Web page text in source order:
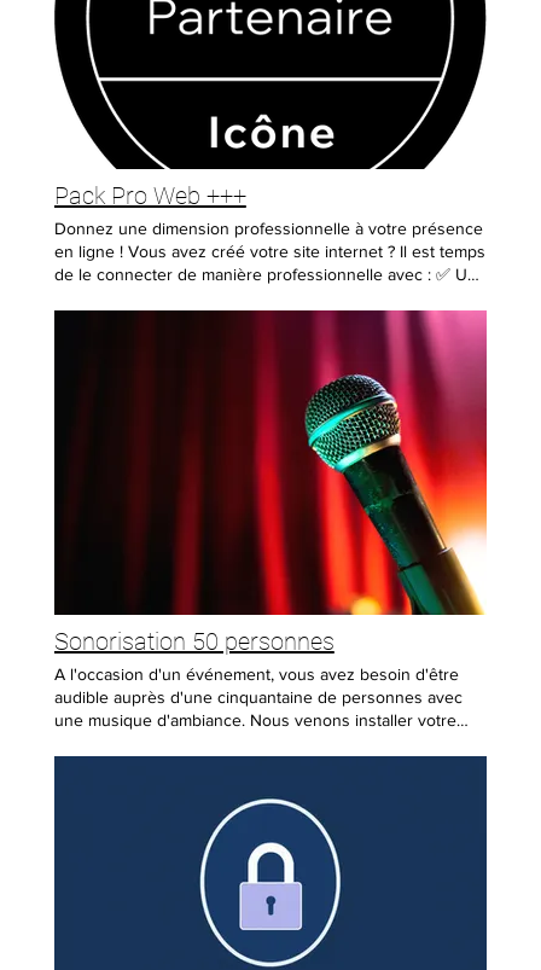
gère la webdiffusion pour atteindre 5 000 vues
néanmoins avec la formule One Shot++ nous pouvons
atteindre 10 000 vues. Nous pouvons gérer de A à Z
votre film publicitaire sur devis personnalisé avec des
audiences au niveau de vos ambitions.
Pack Pro Web +++
Donnez une dimension professionnelle à votre présence
en ligne ! Vous avez créé votre site internet ? Il est temps
de le connecter de manière professionnelle avec : ✅ Un
performant 50 Go ✅ Réservation et paiement en ligne
(20 articles) avec vos CGV ✅ Mise à jour de vos
informations de type horaires d'ouverture, modification
de votre menu et/ou tarifs. ✅ 5 000 e-mails marketing et
année de fonctionnement avec assistance téléphonique.
📞 Contactez-nous pour plus d’informations et boostez
Sonorisation 50 personnes
A l'occasion d'un événement, vous avez besoin d'être
audible auprès d'une cinquantaine de personnes avec
une musique d'ambiance. Nous venons installer votre
kilomètre supplémentaire. ✔ Heure supplémentaire sur
d’informations ou pour réserver votre tournage !